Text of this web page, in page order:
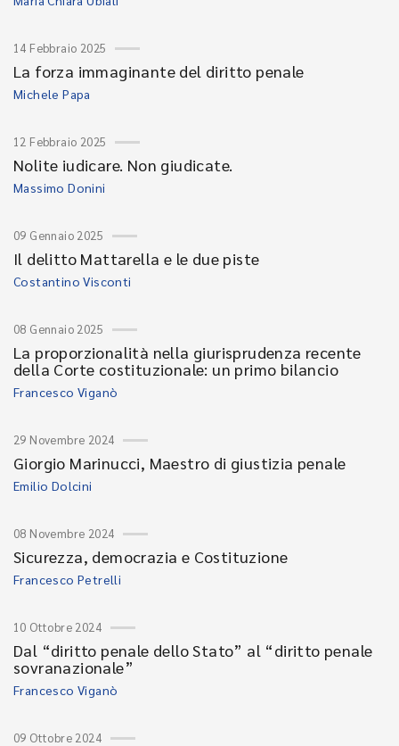
14 Febbraio 2025
La forza immaginante del diritto penale
Michele Papa
12 Febbraio 2025
Nolite iudicare. Non giudicate.
Massimo Donini
09 Gennaio 2025
Il delitto Mattarella e le due piste
Costantino Visconti
08 Gennaio 2025
La proporzionalità nella giurisprudenza recente
della Corte costituzionale: un primo bilancio
Francesco Viganò
29 Novembre 2024
Giorgio Marinucci, Maestro di giustizia penale
Emilio Dolcini
08 Novembre 2024
Sicurezza, democrazia e Costituzione
Francesco Petrelli
10 Ottobre 2024
Dal “diritto penale dello Stato” al “diritto penale
sovranazionale”
Francesco Viganò
09 Ottobre 2024